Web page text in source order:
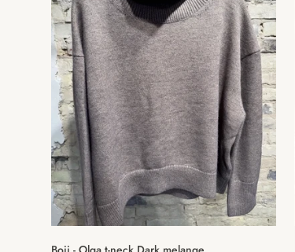
Hurtig tilføjelse